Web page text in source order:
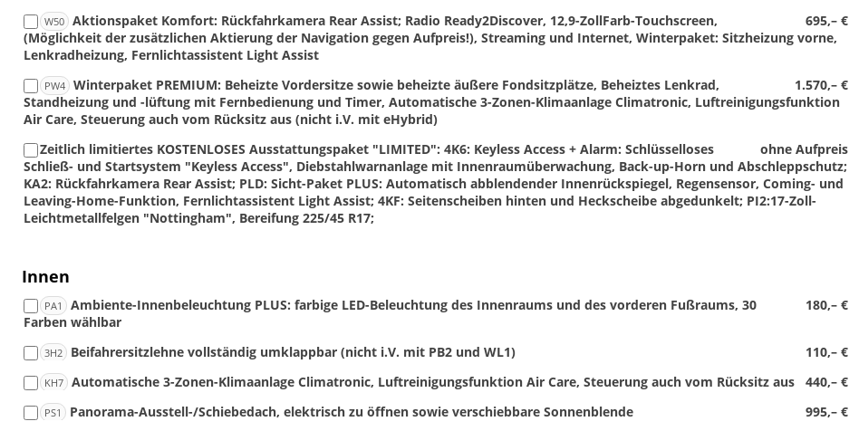
W50 695,– €
Aktionspaket Komfort: Rückfahrkamera Rear Assist; Radio Ready2Discover, 12,9-ZollFarb-Touchscreen,
(Möglichkeit der zusätzlichen Aktierung der Navigation gegen Aufpreis!), Streaming und Internet, Winterpaket: Sitzheizung vorne,
Lenkradheizung, Fernlichtassistent Light Assist
PW4 1.570,– €
Winterpaket PREMIUM: Beheizte Vordersitze sowie beheizte äußere Fondsitzplätze, Beheiztes Lenkrad,
Standheizung und -lüftung mit Fernbedienung und Timer, Automatische 3-Zonen-Klimaanlage Climatronic, Luftreinigungsfunktion
Air Care, Steuerung auch vom Rücksitz aus (nicht i.V. mit eHybrid)
ohne Aufpreis
Zeitlich limitiertes KOSTENLOSES Ausstattungspaket "LIMITED": 4K6: Keyless Access + Alarm: Schlüsselloses
Schließ- und Startsystem "Keyless Access", Diebstahlwarnanlage mit Innenraumüberwachung, Back-up-Horn und Abschleppschutz;
KA2: Rückfahrkamera Rear Assist; PLD: Sicht-Paket PLUS: Automatisch abblendender Innenrückspiegel, Regensensor, Coming- und
Leaving-Home-Funktion, Fernlichtassistent Light Assist; 4KF: Seitenscheiben hinten und Heckscheibe abgedunkelt; PI2:17-Zoll-
Leichtmetallfelgen "Nottingham", Bereifung 225/45 R17;
Innen
PA1 180,– €
Ambiente-Innenbeleuchtung PLUS: farbige LED-Beleuchtung des Innenraums und des vorderen Fußraums, 30
Farben wählbar
3H2 110,– €
Beifahrersitzlehne vollständig umklappbar (nicht i.V. mit PB2 und WL1)
KH7 440,– €
Automatische 3-Zonen-Klimaanlage Climatronic, Luftreinigungsfunktion Air Care, Steuerung auch vom Rücksitz aus
PS1 995,– €
Panorama-Ausstell-/Schiebedach, elektrisch zu öffnen sowie verschiebbare Sonnenblende